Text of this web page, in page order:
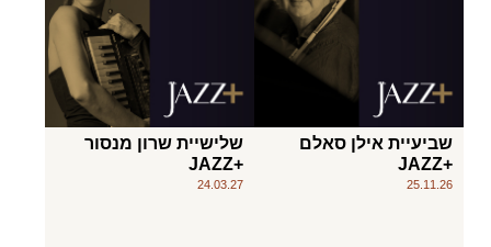
שביעיית אילן סאלם
+JAZZ
25.11.26
שלישיית שרון מנסור
+JAZZ
24.03.27